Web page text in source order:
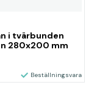
i tvärbunden
280x200 mm
Beställningsvara